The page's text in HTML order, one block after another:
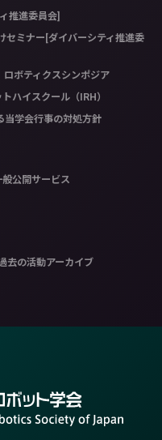
推進委員会]
セミナー[ダイバーシティ推進委
ロボティクスシンポジア
ハイスクール（IRH）
当学会行事の対処方針
般公開サービス
去の活動アーカイブ